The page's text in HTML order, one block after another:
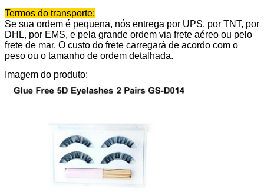
Termos do transporte:
Se sua ordem é pequena, nós entrega por UPS, por TNT, por
DHL, por EMS, e pela grande ordem via frete aéreo ou pelo
frete de mar. O custo do frete carregará de acordo com o
peso ou o tamanho de ordem detalhada.
Imagem do produto: